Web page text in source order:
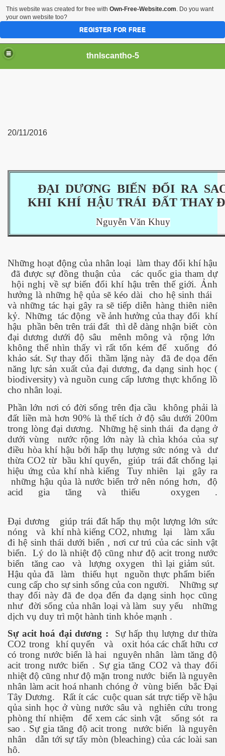
thnlscantho-5
20/11/2016
ĐẠI DƯƠNG BIẾN ĐỔI RA
KHI KHÍ HẬU TRÁI ĐẤT THAY
Nguyễn Văn Khuy
Những hoạt động của nhân loại làm thay đổi khí hậu
đã được sự đồng thuận của
các quốc gia tham dự
hội nghị về sự biến đổi khí hậu trên thế giới. Ảnh
hưởng là những hệ qủa sẽ kéo dài
cho hệ sinh thái
và những tác hại gây ra sẽ tiếp diễn hàng thiên niên
kỷ. Những tác động về ảnh hưởng của thay đổi khí
hậu phần bên trên trái đất thì dễ dàng nhận biết còn
đại dương dưới độ sâu
mênh mông và
rộng lớn
không thể nhìn thấy vì rất tốn kém để
xuống
đó
khảo sát. Sự thay đổi
thầm lặng này
đã đe dọa đến
năng lực sản xuất của đại dương, đa dạng sinh học (
biodiversity) và nguồn cung cấp lương thực khổng lồ
cho nhân loại.
Phần lớn nơi có đời sống trên địa cầu
không phải là
đất liền mà hơn 90% là thể tích ở độ sâu dưới 200m
trong lòng đại dương. Những hệ sinh thái đa dạng ở
dưới vùng
nước rộng lớn này là chìa khóa của sự
điều hòa khí hậu bởi hấp thụ lượng sức nóng và
dư
thừa CO2 từ bầu khí quyển, giúp
trái đất chống lại
hiệu ứng của khí nhà kiếng
Tuy nhiên lại
gây ra
những hậu qủa là nước biển trở nên nóng hơn,
độ
acid gia tăng và thiếu
oxygen .
Đại dương
giúp trái đất hấp thụ một lượng lớn sức
nóng
và khí nhà kiếng CO2, nhưng lại
làm xấu
đi hệ sinh thái dưới biển , nơi cư trú của các sinh vật
biển.
Lý do là nhiệt độ cũng như độ acit trong nước
biển
tăng cao và lượng oxygen
thì lại giảm sút.
Hậu qủa đã
làm thiếu hụt
nguồn thực phẩm biển
cung cấp cho sự sinh sống của con người.
Những sự
thay đổi này đã đe dọa đến đa dạng sinh học cũng
như đời sống của nhân loại và làm suy yếu
những
dịch vụ duy trì một hành tinh khỏe mạnh .
Sự acit hoá đại dương :
Sự hấp thụ lượng dư thừa
CO2 trong
khí quyển và
oxit hóa các chất hữu cơ
có trong nước biển là hai
nguyên nhân
làm tăng độ
acit trong nước biển . Sự gia tăng CO2 và thay đổi
nhiệt độ cũng như độ mặn trong nước biển là nguyên
nhân làm acit hoá nhanh chóng ở vùng biển bắc Đại
Tây Dương.
Rất ít các cuộc quan sát trực tiếp về hậu
qủa sinh học ở vùng nước sâu và
nghiên cứu trong
phòng thí nhiệm
để xem các sinh vật sống sót
ra
sao . Sự gia tăng độ acit trong
nước biển
là nguyên
nhân
dẫn tới sự tẩy mòn (bleaching) của các loài san
hô.
qua đời
núp
nay
This website was created for free with Own-Free-Website.com. Do you want
your own website too?
REGISTER FOR FREE